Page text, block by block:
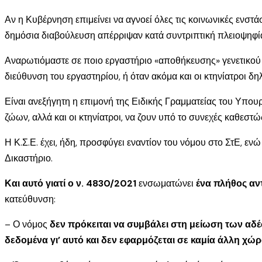
Αν η Κυβέρνηση επιμείνει να αγνοεί όλες τις κοινωνικές
δημόσια διαβούλευση απέρριψαν κατά συντριπτική
Αναρωτιόμαστε σε ποιο εργαστήριο «αποθήκευσης»
διεύθυνση του εργαστηρίου, ή όταν ακόμα και οι
Είναι ανεξήγητη η επιμονή της Ειδικής Γραμματείας του
ζώων, αλλά και οι κτηνίατροι, να ζουν υπό το συνεχές
Η Κ.Σ.Ε. έχει, ήδη, προσφύγει εναντίον του νόμου στο ΣτΕ,
Δικαστήριο.
Και αυτό γιατί ο ν. 4830/2021ενσωματώνει ένα πλήθος
κατεύθυνση:
– Ο νόμος δεν πρόκειται να συμβάλει στη μείωση των
δεδομένα γι’ αυτό και δεν εφαρμόζεται σε καμία άλλη